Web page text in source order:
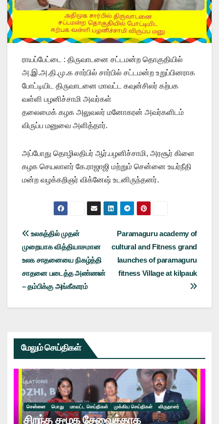
ராயப்பேட்டை : திருவாடனை சட்டமன்ற தொகுதியில்
அ.இ.அ.தி.மு.க சார்பில் சார்பில் சட்டமன்ற உறுப்பினராக
போட்டியிட திருவாடனை மாவட்ட கவுன்சிலர் கற்பக
வள்ளி பழனிச்சாமி அவர்கள்
தலைமைக் கழக அலுவலர் மனோகரன் அவர்களிடம்
விருப்ப மனுவை அளித்தார்.
அப்போது தொழிலதிபர் ஆர்.பழனிச்சாமி, அரசூர் கிளை
கழக செயலாளர் கே.ராஜாஜி மற்றும் சென்னை உயர்நீதி
மன்ற வழக்கறிஞர் விக்னேஷ் உடனிருந்தனர்.
Post
navigation
Paramaguru academy of
cultural and Fitness grand
launches of paramaguru
fitness Village at kilpauk
உலகத்தில் முதன்
முறையாக வித்தியாசமான
உலக சாதனையை நிகழ்த்தி
சாதனை படைத்த அண்ணன்
– தம்பிக்கு அங்கீகாரம்
மேலும் செய்திகள்
சென்னை பொது மாவட்ட செய்திகள் முக்கிய செய்திகள் விருதாளர்
சிறந்த சமூக சேவைக்காக